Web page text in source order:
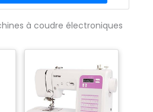
à coudre électroniques